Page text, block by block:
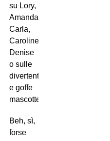
su Lory,
Amanda,
Carla,
Caroline,
Denise
o sulle
divertenti
e goffe
mascotte?
Beh, sì,
forse